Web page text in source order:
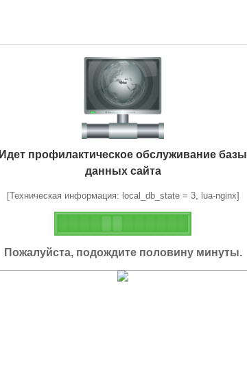
Идет профилактическое обслуживание базы
данных сайта
[Техническая информация: local_db_state = 3, lua-nginx]
Пожалуйста, подождите половину минуты.